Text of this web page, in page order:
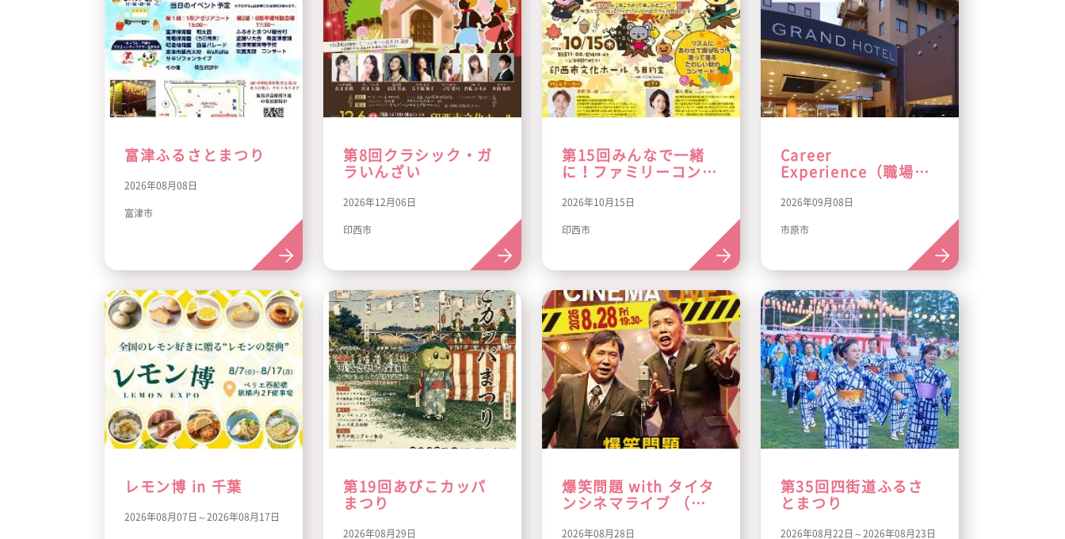
富津ふるさとまつり
2026年08月08日
富津市
第8回クラシック・ガ
ラいんざい
2026年12月06日
印西市
第15回みんなで一緒
に！ファミリーコンサ
2026年10月15日
印西市
Career
Experience（職場見
ル
2026年09月08日
市原市
レモン博 in 千葉
2026年08月07日～2026年08月17日
第19回あびこカッパ
まつり
2026年08月29日
爆笑問題 with タイタ
ンシネマライブ （市
2026年08月28日
第35回四街道ふるさ
とまつり
2026年08月22日～2026年08月23日